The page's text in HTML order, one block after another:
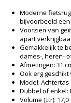
Moderne
bijvoorbeeld
Voorzien van
apart
Gemakkelijk te
dames-, heren-
Afmetingen: 31
Ook erg geschikt
Model: Achtertas
Dubbel of enkel:
Volume (Ltr): 17,0